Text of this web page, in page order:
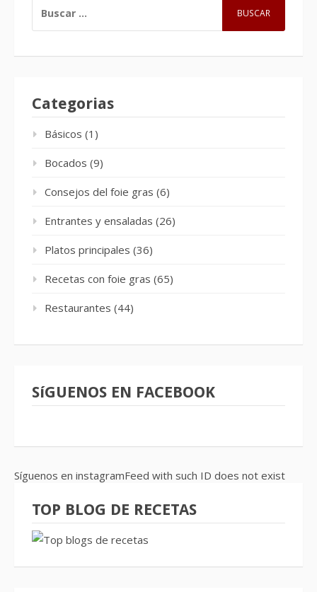
Categorias
Básicos (1)
Bocados (9)
Consejos del foie gras (6)
Entrantes y ensaladas (26)
Platos principales (36)
Recetas con foie gras (65)
Restaurantes (44)
SíGUENOS EN FACEBOOK
Síguenos en instagramFeed with such ID does not exist
TOP BLOG DE RECETAS